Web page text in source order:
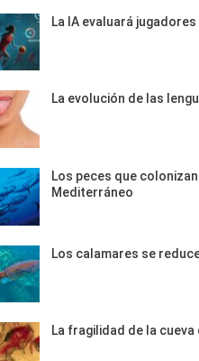
La IA evaluará
La evolución de las
Los peces que colonizan
Mediterráneo
Los calamares se
La fragilidad de la